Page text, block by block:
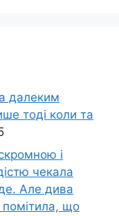
далеким
тоді коли та
і
чекала
Але дива
що